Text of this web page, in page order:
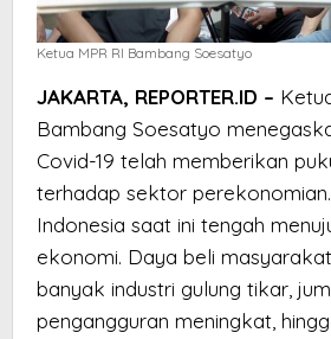
Ketua MPR RI Bambang Soesatyo
JAKARTA, REPORTER.ID –
Bambang Soesatyo
Covid-19 telah memberikan
terhadap sektor
Indonesia saat ini tengah
ekonomi. Daya beli
banyak industri gulung tikar,
pengangguran meningkat,